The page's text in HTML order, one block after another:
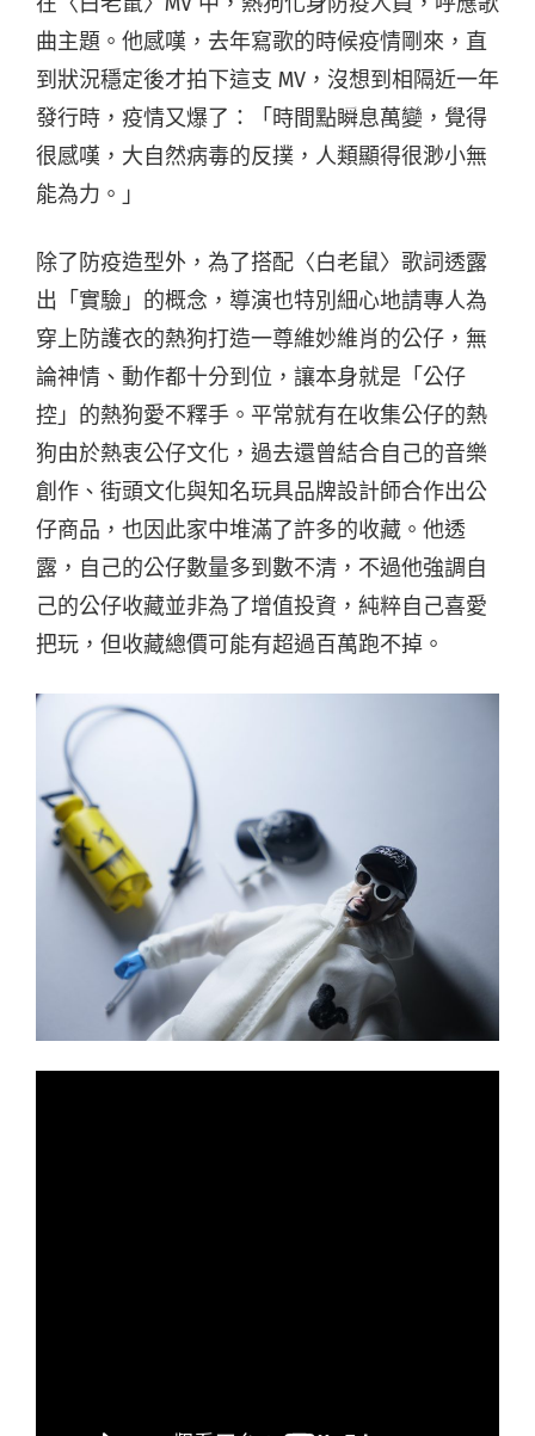
曲主題。他感嘆，去年寫歌的時候疫情剛來，直
到狀況穩定後才拍下這支 MV，沒想到相隔近一年
發行時，疫情又爆了：「時間點瞬息萬變，覺得
很感嘆，大自然病毒的反撲，人類顯得很渺小無
能為力。」
除了防疫造型外，為了搭配〈白老鼠〉歌詞透露
出「實驗」的概念，導演也特別細心地請專人為
穿上防護衣的熱狗打造一尊維妙維肖的公仔，無
論神情、動作都十分到位，讓本身就是「公仔
控」的熱狗愛不釋手。平常就有在收集公仔的熱
狗由於熱衷公仔文化，過去還曾結合自己的音樂
創作、街頭文化與知名玩具品牌設計師合作出公
仔商品，也因此家中堆滿了許多的收藏。他透
露，自己的公仔數量多到數不清，不過他強調自
己的公仔收藏並非為了增值投資，純粹自己喜愛
把玩，但收藏總價可能有超過百萬跑不掉。